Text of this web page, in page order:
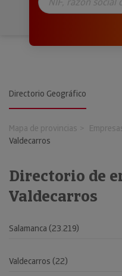
Directorio Geográfico
Mapa de provincias
Valdecarros
Directorio de
Valdecarros